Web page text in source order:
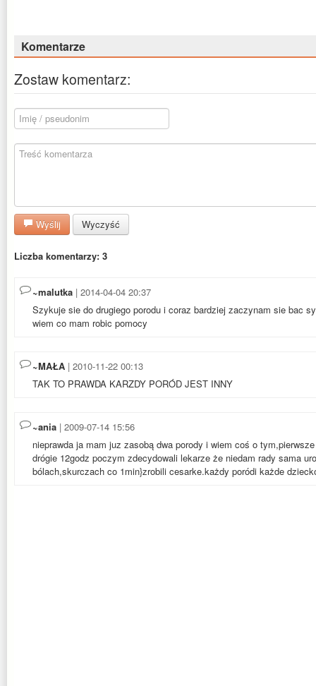
Komentarze
Zostaw komentarz:
Wyślij Wyczyść
Liczba komentarzy: 3
~malutka | 2014-04-04 20:37
Szykuje sie do drugiego porodu i coraz bardziej zaczynam sie bac
wiem co mam robic pomocy
~MAŁA | 2010-11-22 00:13
TAK TO PRAWDA KARZDY PORÓD JEST INNY
~ania | 2009-07-14 15:56
nieprawda ja mam juz zasobą dwa porody i wiem coś o
drógie 12godz poczym zdecydowali lekarze że niedam rady sama
bólach,skurczach co 1min}zrobili cesarke.każdy poródi każde